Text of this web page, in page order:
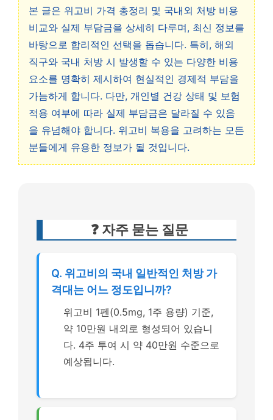
본 글은 위고비 가격 총정리 및 국내외 처방 비용
비교와 실제 부담금을 상세히 다루며, 최신 정보를
바탕으로 합리적인 선택을 돕습니다. 특히, 해외
직구와 국내 처방 시 발생할 수 있는 다양한 비용
요소를 명확히 제시하여 현실적인 경제적 부담을
가늠하게 합니다. 다만, 개인별 건강 상태 및 보험
적용 여부에 따라 실제 부담금은 달라질 수 있음
을 유념해야 합니다. 위고비 복용을 고려하는 모든
분들에게 유용한 정보가 될 것입니다.
❓ 자주 묻는 질문
Q. 위고비의 국내 일반적인 처방 가
격대는 어느 정도입니까?
위고비 1펜(0.5mg, 1주 용량) 기준,
약 10만원 내외로 형성되어 있습니
다. 4주 투여 시 약 40만원 수준으로
예상됩니다.